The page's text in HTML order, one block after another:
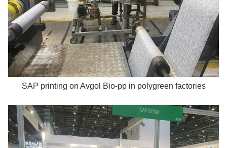
SAP printing on Avgol Bio-pp in polygreen factories